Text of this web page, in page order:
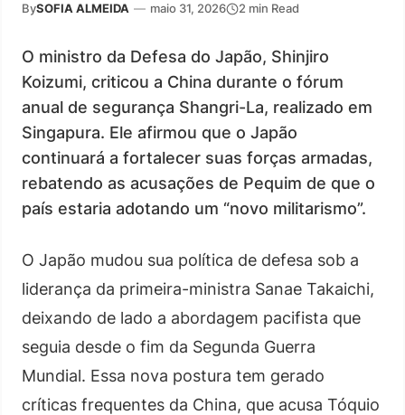
BySOFIA ALMEIDA — maio 31, 2026 2 min Read
O ministro da Defesa do Japão, Shinjiro
Koizumi, criticou a China durante o fórum
anual de segurança Shangri-La, realizado em
Singapura. Ele afirmou que o Japão
continuará a fortalecer suas forças armadas,
rebatendo as acusações de Pequim de que o
país estaria adotando um “novo militarismo”.
O Japão mudou sua política de defesa sob a
liderança da primeira-ministra Sanae Takaichi,
deixando de lado a abordagem pacifista que
seguia desde o fim da Segunda Guerra
Mundial. Essa nova postura tem gerado
críticas frequentes da China, que acusa Tóquio